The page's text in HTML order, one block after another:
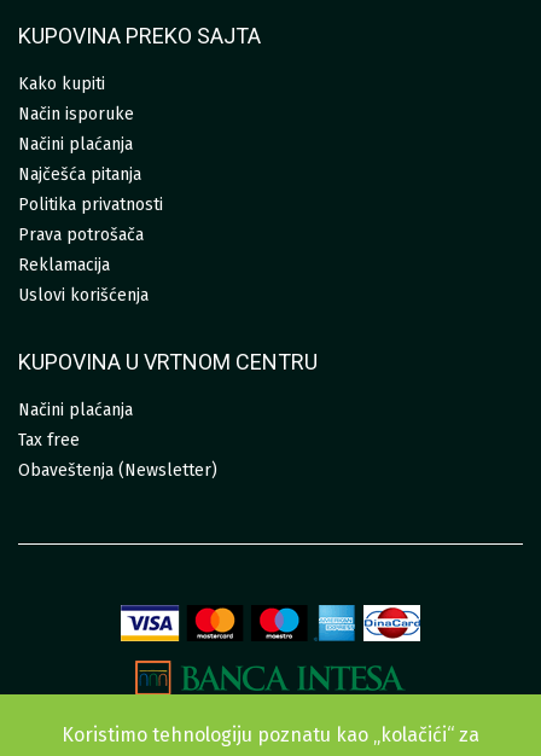
KUPOVINA PREKO SAJTA
Kako kupiti
Način isporuke
Načini plaćanja
Najčešća pitanja
Politika privatnosti
Prava potrošača
Reklamacija
Uslovi korišćenja
KUPOVINA U VRTNOM CENTRU
Načini plaćanja
Tax free
Obaveštenja (Newsletter)
Koristimo tehnologiju poznatu kao „kolačići“ za